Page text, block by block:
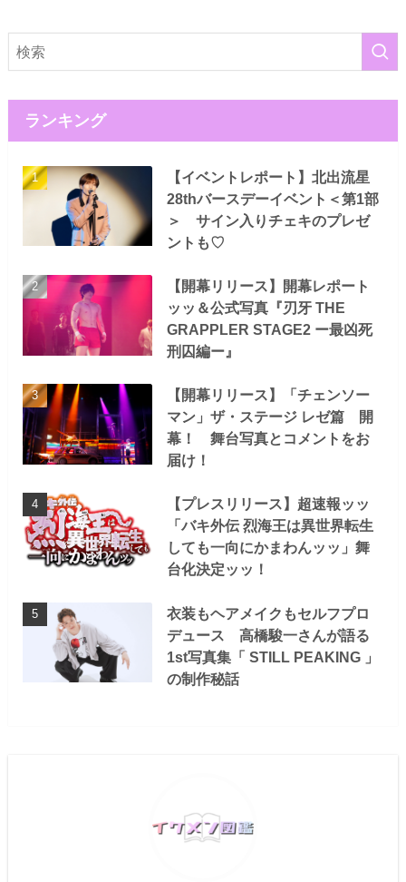
ランキング
【イベントレポート】北出流星
28thバースデーイベント＜第1部
＞ サイン入りチェキのプレゼ
ントも♡
【開幕リリース】開幕レポート
ッッ＆公式写真『刃牙 THE
GRAPPLER STAGE2 ー最凶死
刑囚編ー』
【開幕リリース】「チェンソー
マン」ザ・ステージ レゼ篇 開
幕！ 舞台写真とコメントをお
届け！
【プレスリリース】超速報ッッ
「バキ外伝 烈海王は異世界転生
しても一向にかまわんッッ」舞
台化決定ッッ！
衣装もヘアメイクもセルフプロ
デュース 高橋駿一さんが語る
1st写真集「 STILL PEAKING 」
の制作秘話